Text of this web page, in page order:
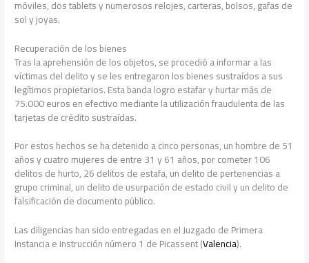
móviles, dos tablets y numerosos relojes, carteras, bolsos, gafas de
sol y joyas.
Recuperación de los bienes
Tras la aprehensión de los objetos, se procedió a informar a las
víctimas del delito y se les entregaron los bienes sustraídos a sus
legítimos propietarios. Esta banda logro estafar y hurtar más de
75.000 euros en efectivo mediante la utilización fraudulenta de las
tarjetas de crédito sustraídas.
Por estos hechos se ha detenido a cinco personas, un hombre de 51
años y cuatro mujeres de entre 31 y 61 años, por cometer 106
delitos de hurto, 26 delitos de estafa, un delito de pertenencias a
grupo criminal, un delito de usurpación de estado civil y un delito de
falsificación de documento público.
Las diligencias han sido entregadas en el Juzgado de Primera
Instancia e Instrucción número 1 de Picassent (Valencia).